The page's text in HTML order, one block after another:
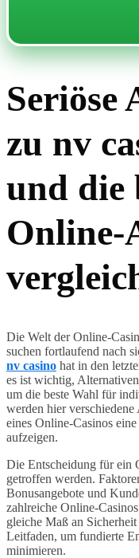
Seriöse
zu nv
und die
Online-
Die Welt der Online-
suchen fortlaufend nach
nv casino hat in den
es ist wichtig,
um die beste Wahl für
werden hier
eines Online-Casinos
aufzeigen.
Die Entscheidung für ein
getroffen werden.
Bonusangebote und
zahlreiche Online-
gleiche Maß an
Leitfaden, um fundierte
minimieren.